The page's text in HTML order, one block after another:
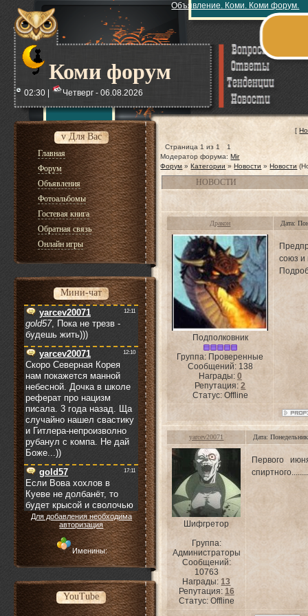
Коми форум
Объявление. Коми. Коми форум.
02:30 | Четверг - 06.08.2026
v Для Вас
Главная
Форум
Объявления
Фотоальбомы
Гостевая книга
Обратная связь
Онлайн игры
Мини-чат
Для добавления необходима
авторизация
Именины:
YouTube
[
Страница 1 из 1
1
Модератор форума:Mir
Форум » Категории » Новости » Новости
НОВОСТИ
Дракон Дата:
Подполковник
Группа: Проверенные
Сообщений: 138
Награды: 0
Репутация:2
Статус: Offline
союз и
yarcev20071 Дата:
Шифгретор
Группа:
Администраторы
Сообщений:
10763
Награды:13
Репутация: 16
Статус:Offline
Первого